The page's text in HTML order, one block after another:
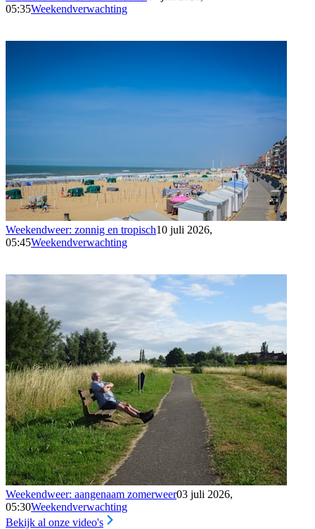
05:35Weekendverwachting
Weekendweer: zonnig en tropisch10 juli 2026,
05:45Weekendverwachting
Weekendweer: aangenaam zomerweer03 juli 2026,
05:30Weekendverwachting
Bekijk al onze video's